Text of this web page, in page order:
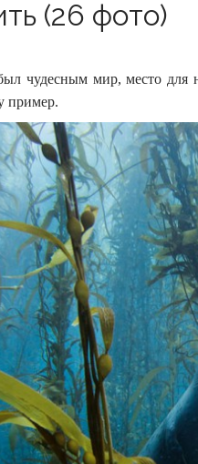
(26 фото)
чудесным мир, место для
пример.